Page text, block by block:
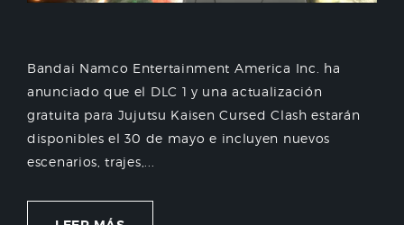
Bandai Namco Entertainment America Inc. ha
anunciado que el DLC 1 y una actualización
gratuita para Jujutsu Kaisen Cursed Clash estarán
disponibles el 30 de mayo e incluyen nuevos
escenarios, trajes,...